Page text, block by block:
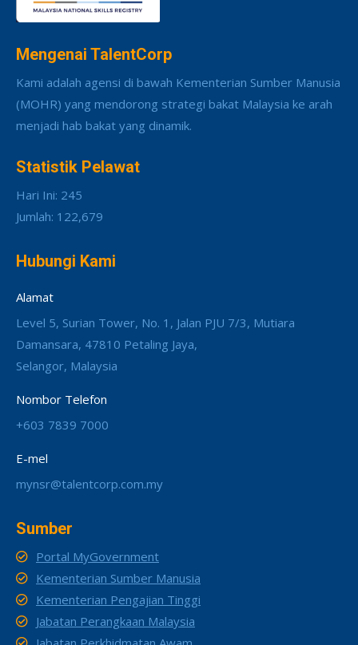
Mengenai TalentCorp
Kami adalah agensi di bawah Kementerian Sumber Manusia
(MOHR) yang mendorong strategi bakat Malaysia ke arah
menjadi hab bakat yang dinamik.
Statistik Pelawat
Hari Ini: 245
Jumlah: 122,679
Hubungi Kami
Alamat
Level 5, Surian Tower, No. 1, Jalan PJU 7/3, Mutiara
Damansara, 47810 Petaling Jaya,
Selangor, Malaysia
Nombor Telefon
+603 7839 7000
E-mel
mynsr@talentcorp.com.my
Sumber
Portal MyGovernment
Kementerian Sumber Manusia
Kementerian Pengajian Tinggi
Jabatan Perangkaan Malaysia